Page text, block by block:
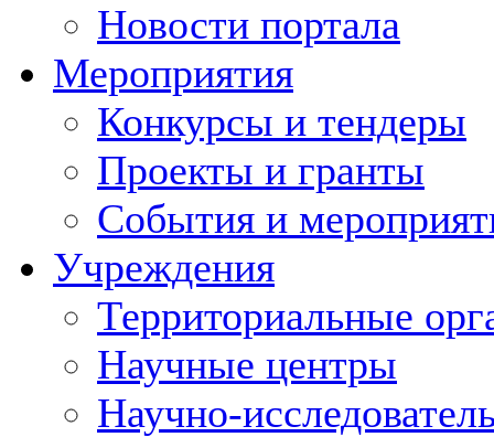
Новости портала
Мероприятия
Конкурсы и тендеры
Проекты и гранты
События и
Учреждения
Территориальные
Научные центры
Научно-